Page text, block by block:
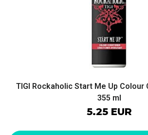
TIGI Rockaholic Start Me Up Colour
355 ml
5.25 EUR